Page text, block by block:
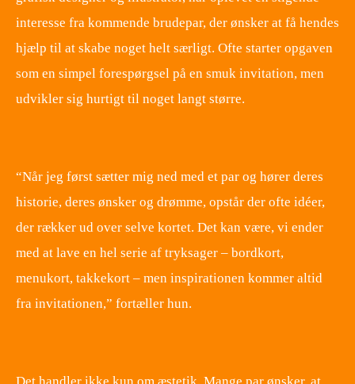
interesse fra kommende brudepar, der ønsker at få hendes
hjælp til at skabe noget helt særligt. Ofte starter opgaven
som en simpel forespørgsel på en smuk invitation, men
udvikler sig hurtigt til noget langt større.
“Når jeg først sætter mig ned med et par og hører deres
historie, deres ønsker og drømme, opstår der ofte idéer,
der rækker ud over selve kortet. Det kan være, vi ender
med at lave en hel serie af tryksager – bordkort,
menukort, takkekort – men inspirationen kommer altid
fra invitationen,” fortæller hun.
Det handler ikke kun om æstetik. Mange par ønsker, at